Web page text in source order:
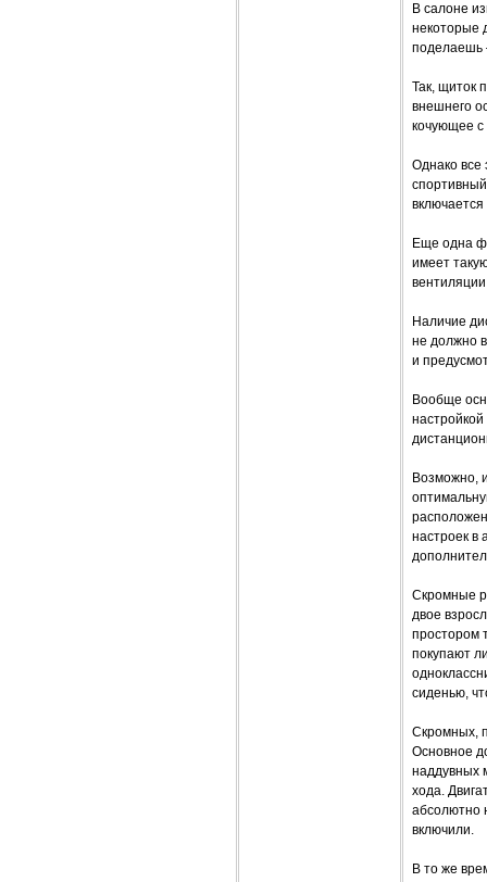
В салоне
некоторые
поделаешь
Так, щиток
внешнего
кочующее с
Однако все
Еще одна
имеет
Наличие
не должно
и
Вообще
Возможно,
настроек в
Скромные
двое
простором
покупают
сиденью,
Скромных,
Основное
наддувных
хода.
абсолютно
включили.
В то же